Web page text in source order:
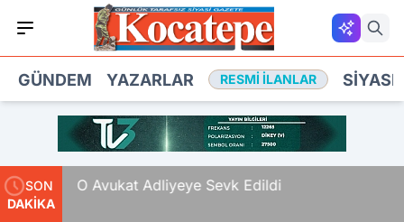
GÜNDEM YAZARLAR RESMI İLANLAR
SON
DAKİKA
O Avukat Adliyeye Sevk Edildi